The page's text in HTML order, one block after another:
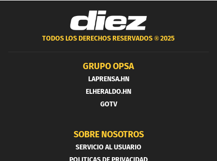
TODOS LOS DERECHOS RESERVADOS ®2025
GRUPO OPSA
LAPRENSA.HN
ELHERALDO.HN
GOTV
SOBRE NOSOTROS
SERVICIO AL USUARIO